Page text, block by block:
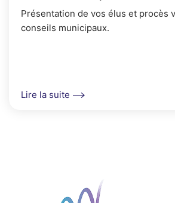
Présentation de vos élus et procès
conseils municipaux.
Lire la suite